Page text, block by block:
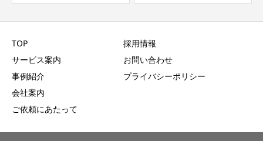
TOP
サービス案内
事例紹介
会社案内
ご依頼にあたって
採用情報
お問い合わせ
プライバシーポリシー